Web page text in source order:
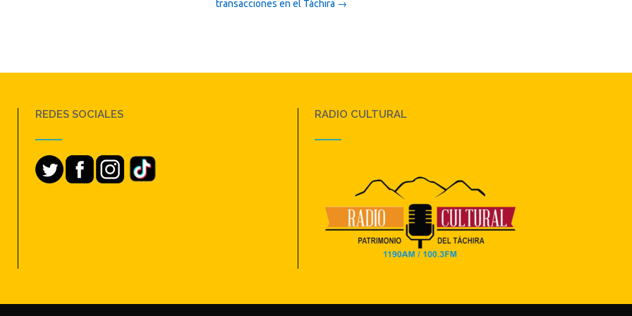
transacciones en el Táchira →
REDES SOCIALES RADIO CULTURAL